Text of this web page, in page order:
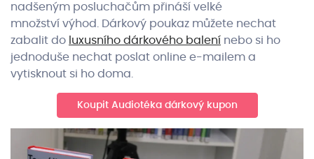
nadšeným posluchačům přináší velké
množství výhod. Dárkový poukaz můžete nechat
zabalit do luxusního dárkového balení nebo si ho
jednoduše nechat poslat online e-mailem a
vytisknout si ho doma.
Koupit Audiotéka dárkový kupon